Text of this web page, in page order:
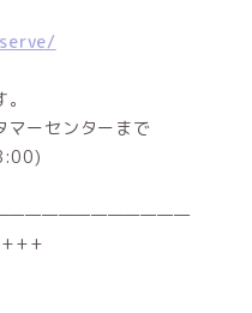
マーセンターまで